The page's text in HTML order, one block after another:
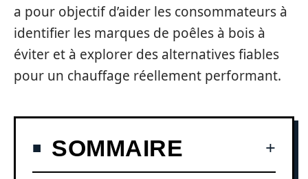
a pour objectif d’aider les consommateurs à
identifier les marques de poêles à bois à
éviter et à explorer des alternatives fiables
pour un chauffage réellement performant.
SOMMAIRE